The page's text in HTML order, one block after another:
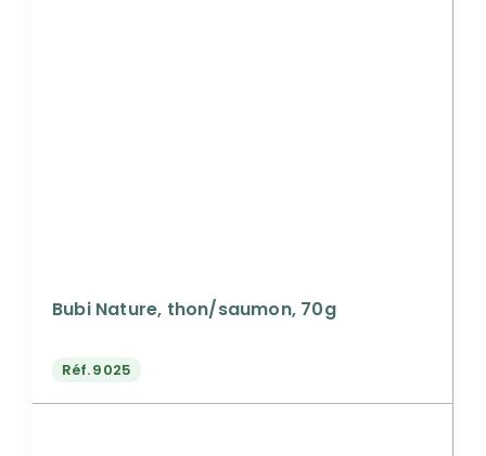
Bubi Nature, thon/saumon, 70g
Réf.9025